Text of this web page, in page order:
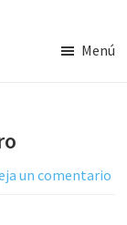
Menú
un comentario